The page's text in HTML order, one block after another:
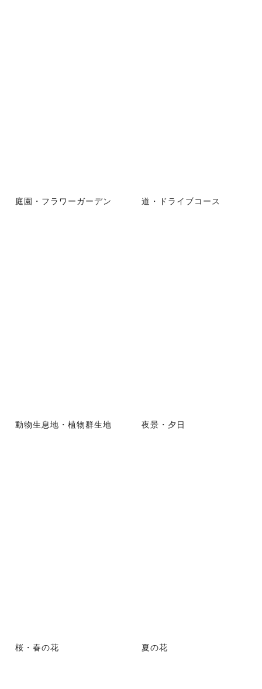
庭園・フラワーガーデン 道・ドライブコース
動物生息地・植物群生地 夜景・夕日
桜・春の花 夏の花